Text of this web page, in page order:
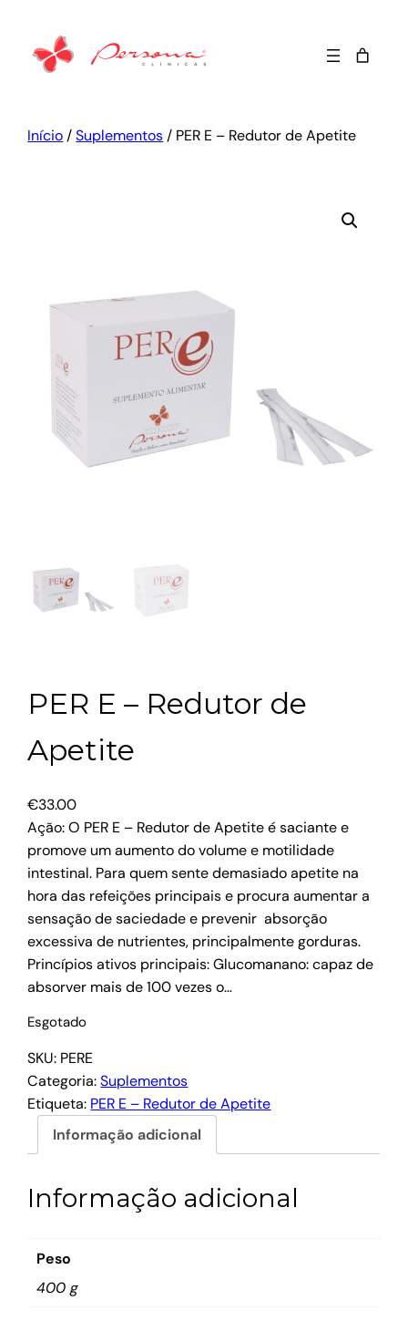
Início/Suplementos/ PER E – Redutor de Apetite
PER E – Redutor de
Apetite
€33.00
Ação: O PER E – Redutor de Apetite é saciante e
promove um aumento do volume e motilidade
intestinal. Para quem sente demasiado apetite na
hora das refeições principais e procura aumentar a
sensação de saciedade e prevenir absorção
excessiva de nutrientes, principalmente gorduras.
Princípios ativos principais: Glucomanano: capaz de
absorver mais de 100 vezes o…
Esgotado
SKU: PERE
Categoria:Suplementos
Etiqueta: PER E – Redutor de Apetite
Informação adicional
Informação adicional
Peso
400 g